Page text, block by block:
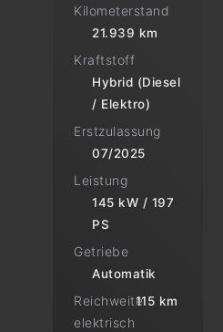
Kilometerstand
21.939 km
Kraftstoff
Hybrid (Diesel
/ Elektro)
Erstzulassung
07/2025
Leistung
145 kW / 197
PS
Getriebe
Automatik
Reichweite
elektrisch
115 km